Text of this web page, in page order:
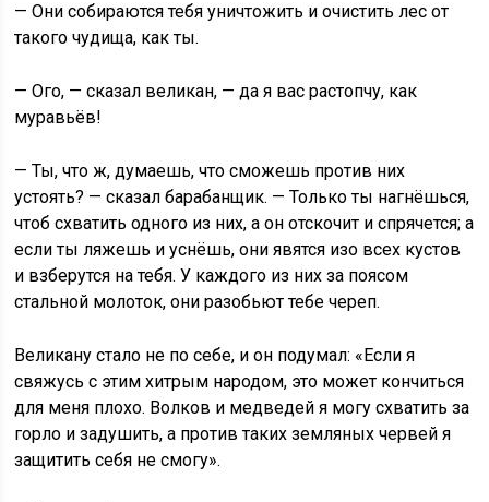
— Они собираются тебя уничтожить и очистить лес от
такого чудища, как ты.
— Ого, — сказал великан, — да я вас растопчу, как
муравьёв!
— Ты, что ж, думаешь, что сможешь против них
устоять? — сказал барабанщик. — Только ты нагнёшься,
чтоб схватить одного из них, а он отскочит и спрячется; а
если ты ляжешь и уснёшь, они явятся изо всех кустов
и взберутся на тебя. У каждого из них за поясом
стальной молоток, они разобьют тебе череп.
Великану стало не по себе, и он подумал: «Если я
свяжусь с этим хитрым народом, это может кончиться
для меня плохо. Волков и медведей я могу схватить за
горло и задушить, а против таких земляных червей я
защитить себя не смогу».